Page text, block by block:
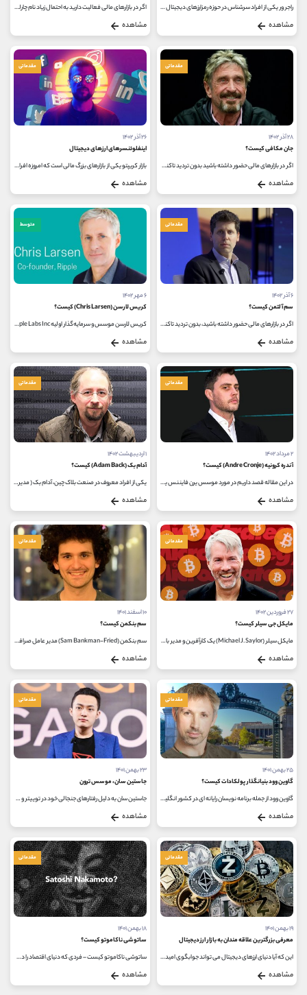
راجر ور یکی از افراد سرشناس در حوزه رمزارزهای دیجیتال است، هر فردی که در زمینه رمزارزها به خصوص رمزارز بیت کوین فعالیت می کند،...
مشاهده
اگر در بازارهای مالی فعالیت دارید به احتمال زیاد نام چارلی لی را شنیده اید؛ لایت کوین را می توان به عنوان یکی از قدیمی ترین...
مشاهده
مقدماتی
۲۸ آذر ۱۴۰۲
جان مکافی کیست؟
اگر در بازارهای مالی حضور داشته باشید بدون تردید تاکنون نام جان مکافی را شنیده اید. یک معامله گر هنگامی که نام جان مکافی را...
مشاهده
مقدماتی
۲۶ آذر ۱۴۰۲
اینفلوئنسرهای ارزهای دیجیتال
بازار کریپتو یکی از بازارهای بزرگ مالی است که امروزه افراد بسیار زیادی در آن به معامله می پردازند و از این طریق کسب سود می کنند...
مشاهده
مقدماتی
۶ آذر ۱۴۰۲
سم آلتمن کیست؟
اگر در بازارهای مالی حضور داشته باشید، بدون تردید تاکنون نام سم آلتمن را شنیده اید. سم آلتمن از برجسته ترین افراد بازارهای...
مشاهده
متوسط
۶ مهر ۱۴۰۲
کریس لارسن (Chris Larsen) کیست؟
کریس لارسن موسس و سرمایه‌گذار اولیه Ripple Labs Inc است. ریپل یک شبکه پرداخت برای ارز دیجیتال XRP است. کریس همچنین در زمینه رهبری...
مشاهده
مقدماتی
۲ مرداد ۱۴۰۲
آندره کرونیه (Andre Cronje) کیست؟
در این مقاله قصد داریم در مورد موسس یرن فایننس یعنی آندره کرونیه صحبت کنیم؛ شاید برای شما هم این سوال پیش آید که کرونیه کیست...
مشاهده
مقدماتی
۱ اردیبهشت ۱۴۰۲
آدام بک (Adam Back) کیست؟
یکی از افراد معروف در صنعت بلاک چین، آدام بک ( مدیر عامل بلاک استریم) می باشد که در این شبکه فناوری‌های مختلفی از جمله Proof...
مشاهده
مقدماتی
۲۷ فروردین ۱۴۰۲
مایکل جی سیلر کیست؟
مایکل سیلر (Michael J. Saylor) یک کارآفرین و مدیر بازرگانی آمریکایی و یکی از بنیان‌ گذاران و رئیس اجرایی میکرواستراتژی (میکرواستراتژی)...
مشاهده
مقدماتی
۱۰ اسفند ۱۴۰۱
سم بنکمن کیست؟
سم بنکمن (Sam Bankman-Fried) مدیر عامل صرافی FTX (چهارمین صرافی بزرگ دنیای کریپتوکارنسی از نظر حجم مبادلاتی) و یکی از افراد معروف در حوزه...
مشاهده
مقدماتی
۲۵ بهمن ۱۴۰۱
گاوین وود بنیانگذار پولکادات کیست؟
گاوین وود از جمله برنامه نویسان رایانه ای در کشور انگلیس، یکی از اعضای سابق ارز دیجیتال اتریوم و همچنین بنیان گذار پولکادات...
مشاهده
مقدماتی
۲۳ بهمن ۱۴۰۱
جاستین سان، موسس ترون
جاستین سان به دلیل رفتارهای جنجالی خود در توییتر و در فضای رمزنگاری مشهور است اما آیا می دانید که کارآفرین جوان، از دوران دبیرستان...
مشاهده
مقدماتی
۱۹ بهمن ۱۴۰۱
معرفی بزرگترین علاقه مندان به بازار ارز دیجیتال
این که آیا دنیای ارزهای دیجیتال می تواند جوابگوی امید بسیاری از سرمایه گذاران باشد یا خیر، دقیقا مشخص نیست اما شرایط بازار...
مشاهده
مقدماتی
۱۸ بهمن ۱۴۰۱
ساتوشی ناکاموتو کیست؟
ساتوشی ناکاموتو کیست – فردی که دنیای اقتصاد را دگرگون کرد، خالق رمز ارز بیت کوین فردی ناشناس است، هیچکس اطلاعی از ساتوشی...
مشاهده